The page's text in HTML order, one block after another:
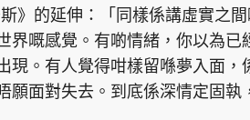
》的延伸：「同樣係講虛實之
界嘅感覺。有啲情緒，你以為已
現。有人覺得咁樣留喺夢入面，
願面對失去。到底係深情定固執